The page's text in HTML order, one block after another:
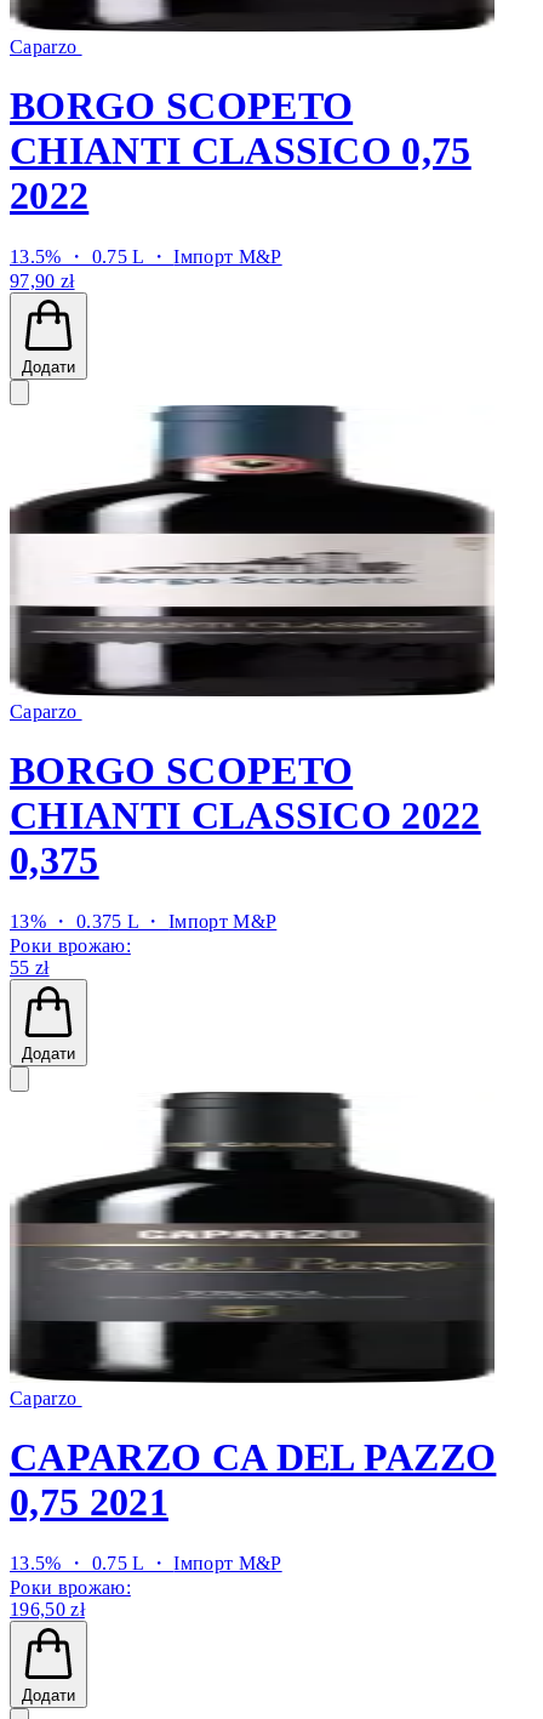
Caparzo
BORGO SCOPETO
CHIANTI CLASSICO 0,75
2022
13.5% ・ 0.75 L ・Імпорт M&P
97,90 zł
Додати
Caparzo
BORGO SCOPETO
CHIANTI CLASSICO 2022
0,375
13% ・ 0.375 L ・Імпорт M&P
Роки врожаю:
55 zł
Додати
Caparzo
CAPARZO CA DEL PAZZO
0,75 2021
13.5% ・ 0.75 L ・Імпорт M&P
Роки врожаю:
196,50 zł
Додати